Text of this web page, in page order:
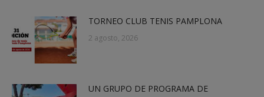
TORNEO CLUB TENIS PAMPLONA
2 agosto, 2026
UN GRUPO DE PROGRAMA DE